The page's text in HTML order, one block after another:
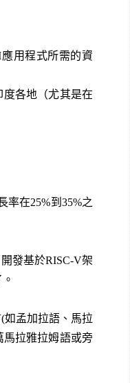
用程式所需的資
度各地（尤其是在
率在25%到35%之
發基於RISC-V架
如孟加拉語、馬拉
馬拉雅拉姆語或旁